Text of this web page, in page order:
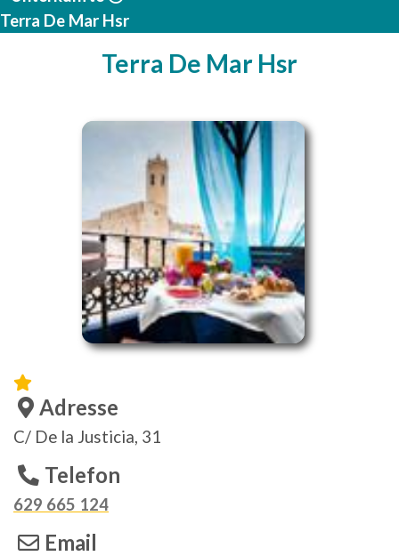
Terra De Mar Hsr
Terra De Mar Hsr
Adresse
C/ De la Justicia, 31
Telefon
629 665 124
Email